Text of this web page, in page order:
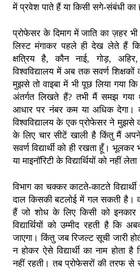
में प्रवेश पाते हैं या किसी सगे-संबंधी का
प्रोफेसर के दिमाग में जाति का ज़हर
लिस्ट मंगाकर पहले ही देख लेते हैं
क्षत्रिय है, कौन नाई, गोड़, अहिर,
विश्वविद्यालय में अब तक सवर्ण शिक्षकों
मुझसे तो वाइबा में भी पूछ लिया गया
अंतर्गत लिखते हैं? तभी मैं समझ गया
आधार पर नंबर कम या अधिक देगा।
विश्वविद्यालय के एक प्रोफेसर ने
के लिए चार सीटें खाली है किंतु मैं
सवर्ण विद्यार्थी को ही रखता हूँ।
या माइनॉरिटी के विद्यार्थियों को नहीं
विभाग का चक्कर काटते-काटते
दाल किसकी बटलोई में गल सकती है।
हैं जो शोध के लिए किसी को
विद्यार्थियों को उम्मीद रहती है कि
जाएगा। किंतु जब रिजल्ट सूची जारी
न होकर ऐसे विद्यार्थी का नाम होता
नहीं रहती‌। तब प्रोफेसरों की तरफ